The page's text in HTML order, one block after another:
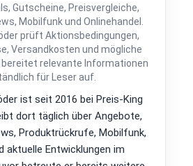
Gutscheine, Preisvergleiche,
Mobilfunk und Onlinehandel.
prüft Aktionsbedingungen,
Versandkosten und mögliche
bereitet relevante Informationen
für Leser auf.
ist seit 2016 bei Preis-King
dort täglich über Angebote,
Produktrückrufe, Mobilfunk,
aktuelle Entwicklungen im